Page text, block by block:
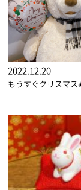
2022.12.20
もうすぐクリスマス